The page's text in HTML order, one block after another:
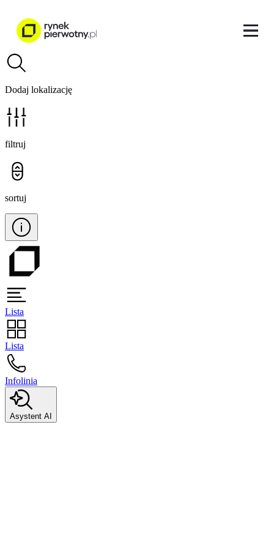
Dodaj lokalizację
filtruj
sortuj
Lista
Lista
Infolinia
Asystent AI